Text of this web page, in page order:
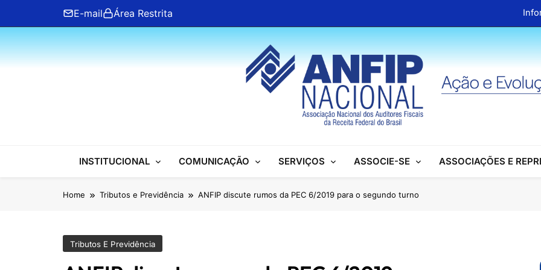
content
E-mail Área Restrita
ANFIP Nacional recebe visita da superintendente
Preparativos para o XIX Encontro
Almoço em homenagem ao Dia
Preparativos para o XIX Encontro
Almoço em homenagem ao Dia
ANFIP Nacional
INSTITUCIONAL COMUNICAÇÃO SERVIÇOS ASSOCIE-SE ASSOCIAÇÕES E
Home Tributos e Previdência ANFIP discute rumos da PEC 6/2019 para o segundo turno
Tributos E Previdência